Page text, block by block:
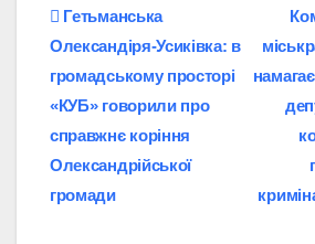
Навігація
записів
Гетьманська
Олександіря-Усиківка: в
громадському просторі
«КУБ» говорили про
справжнє коріння
Олександрійської
громади